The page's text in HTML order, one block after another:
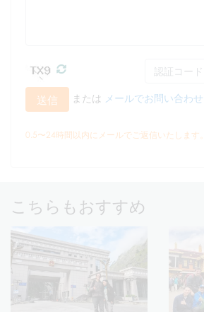
送信 または メールでお問い合わせ
0.5〜24時間以内にメールでご返信いたします。
こちらもおすすめ